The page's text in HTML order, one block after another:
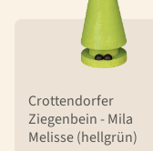
Crottendorfer
Ziegenbein - Mila
Melisse (hellgrün)